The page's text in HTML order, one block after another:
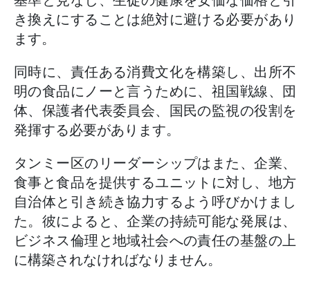
き換えにすることは絶対に避ける必要があり
ます。
同時に、責任ある消費文化を構築し、出所不
明の食品にノーと言うために、祖国戦線、団
体、保護者代表委員会、国民の監視の役割を
発揮する必要があります。
タンミー区のリーダーシップはまた、企業、
食事と食品を提供するユニットに対し、地方
自治体と引き続き協力するよう呼びかけまし
た。彼によると、企業の持続可能な発展は、
ビジネス倫理と地域社会への責任の基盤の上
に構築されなければなりません。